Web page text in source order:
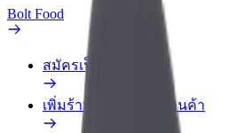
Bolt Food
สมัครเป็นคนส่งของ
เพิ่มร้านอาหารหรือร้านค้า